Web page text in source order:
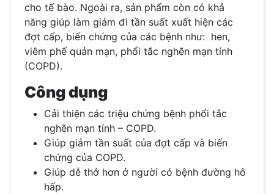
cho tế bào. Ngoài ra, sản phẩm còn có khả
năng giúp làm giảm đi tần suất xuất hiện các
đợt cấp, biến chứng của các bệnh như: hen,
viêm phế quản mạn, phổi tắc nghẽn mạn tính
(COPD).
Công dụng
Cải thiện các triệu chứng bệnh phổi tắc
nghẽn mạn tính – COPD.
Giúp giảm tần suất của đợt cấp và biến
chứng của COPD.
Giúp dễ thở hơn ở người có bệnh đường hô
hấp.